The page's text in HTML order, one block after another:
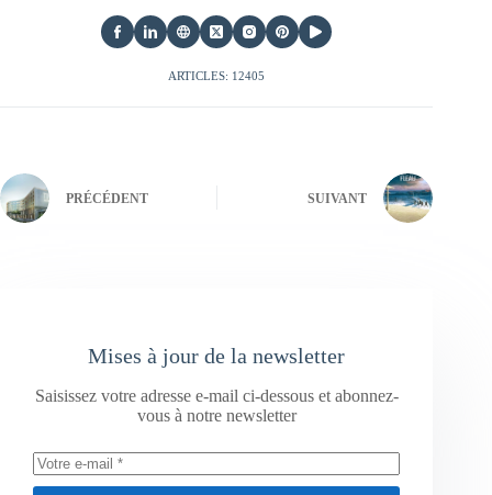
ARTICLES: 12405
PRÉCÉDENT SUIVANT
Mises à jour de la newsletter
Saisissez votre adresse e-mail ci-dessous et abonnez-
vous à notre newsletter